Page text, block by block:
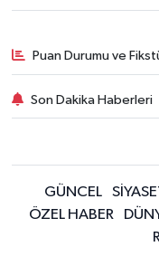
Puan Durumu ve
Son Dakika Haberleri
GÜNCEL
ÖZEL HABER